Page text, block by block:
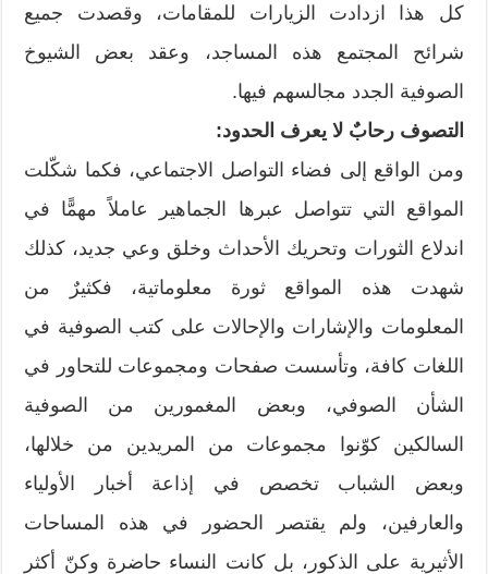
كل هذا ازدادت الزيارات للمقامات، وقصدت جميع
شرائح المجتمع هذه المساجد، وعقد بعض الشيوخ
الصوفية الجدد مجالسهم فيها.
التصوف رحابٌ لا يعرف الحدود:
ومن الواقع إلى فضاء التواصل الاجتماعي، فكما شكّلت
المواقع التي تتواصل عبرها الجماهير عاملاً مهمًّا في
اندلاع الثورات وتحريك الأحداث وخلق وعي جديد، كذلك
شهدت هذه المواقع ثورة معلوماتية، فكثيرٌ من
المعلومات والإشارات والإحالات على كتب الصوفية في
اللغات كافة، وتأسست صفحات ومجموعات للتحاور في
الشأن الصوفي، وبعض المغمورين من الصوفية
السالكين كوّنوا مجموعات من المريدين من خلالها،
وبعض الشباب تخصص في إذاعة أخبار الأولياء
والعارفين، ولم يقتصر الحضور في هذه المساحات
الأثيرية على الذكور، بل كانت النساء حاضرة وكنّ أكثر